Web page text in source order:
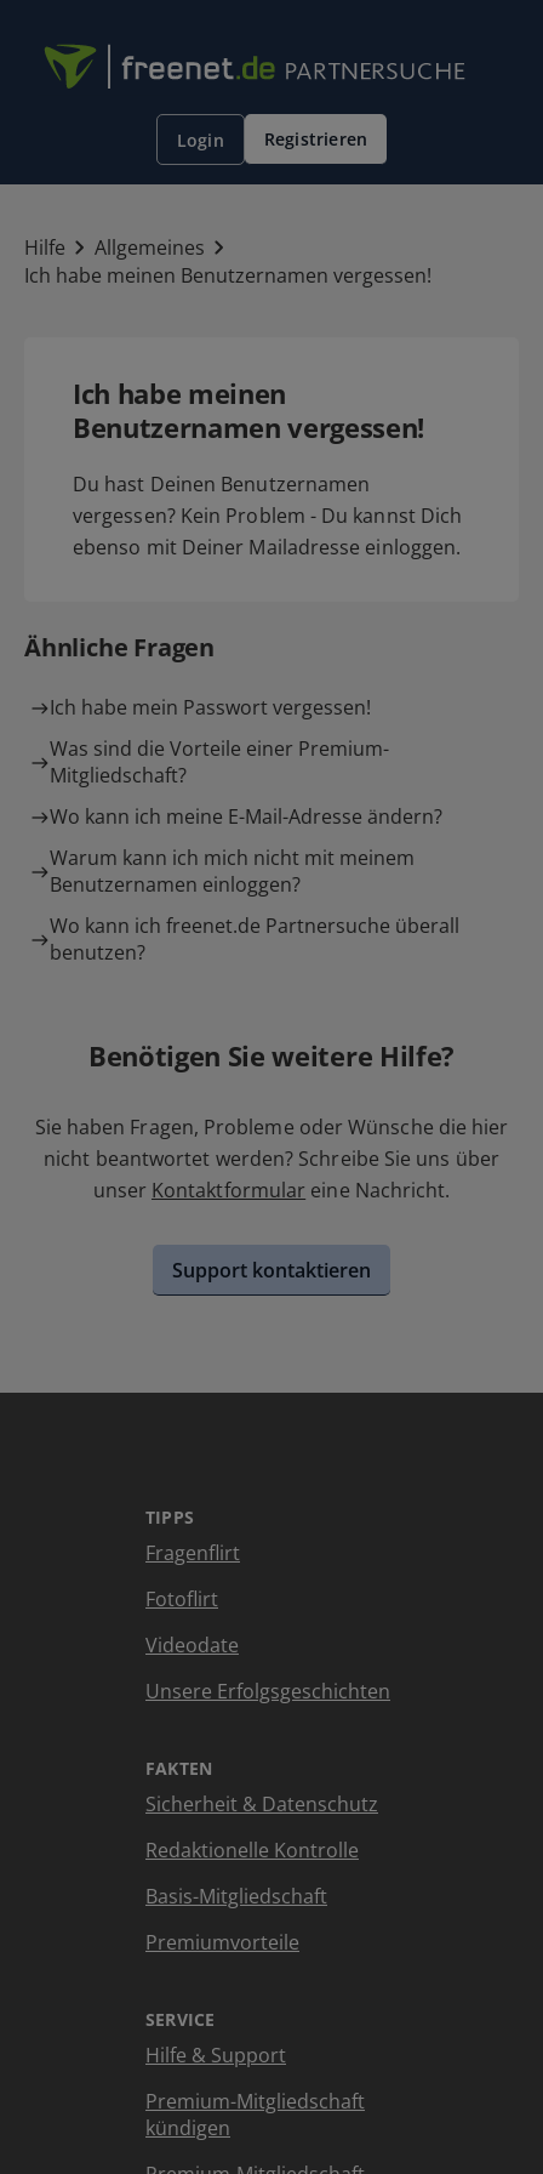
Login Registrieren
Hilfe
Allgemeines
Ich habe meinen Benutzernamen vergessen!
Ich habe meinen
Benutzernamen vergessen!
Du hast Deinen Benutzernamen
vergessen? Kein Problem - Du kannst Dich
ebenso mit Deiner Mailadresse einloggen.
Ähnliche Fragen
Ich habe mein Passwort vergessen!
Was sind die Vorteile einer Premium-
Mitgliedschaft?
Wo kann ich meine E-Mail-Adresse ändern?
Warum kann ich mich nicht mit meinem
Benutzernamen einloggen?
Wo kann ich freenet.de Partnersuche überall
benutzen?
Benötigen Sie weitere Hilfe?
Sie haben Fragen, Probleme oder Wünsche die hier
nicht beantwortet werden? Schreibe Sie uns über
unser Kontaktformular eine Nachricht.
Support kontaktieren
TIPPS
Fragenflirt
Fotoflirt
Videodate
Unsere Erfolgsgeschichten
FAKTEN
Sicherheit & Datenschutz
Redaktionelle Kontrolle
Basis-Mitgliedschaft
Premiumvorteile
SERVICE
Hilfe & Support
Premium-Mitgliedschaft
kündigen